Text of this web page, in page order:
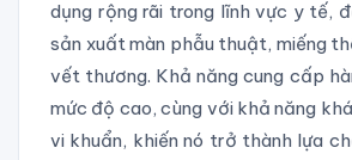
dụng rộng rãi trong lĩnh vực y tế,
sản xuất màn phẫu thuật, miếng
vết thương. Khả năng cung cấp
mức độ cao, cùng với khả năng
vi khuẩn, khiến nó trở thành lựa